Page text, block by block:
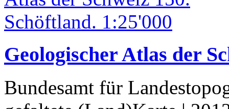
Geologischer Atlas der
Bundesamt für